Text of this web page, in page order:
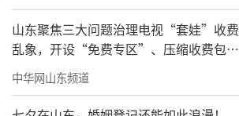
山东聚焦三大问题治理电视“套娃”收费
乱象，开设“免费专区”、压缩收费包比
例70%以上
中华网山东频道